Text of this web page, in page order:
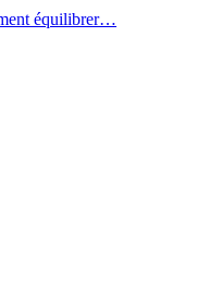
équilibrer…